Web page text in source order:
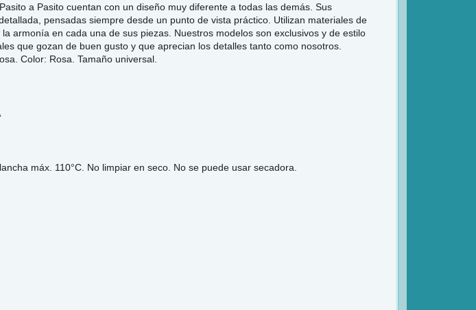
a Pasito cuentan con un diseño muy diferente a todas las demás. Sus
pensadas siempre desde un punto de vista práctico. Utilizan materiales de
armonía en cada una de sus piezas. Nuestros modelos son exclusivos y de estilo
que gozan de buen gusto y que aprecian los detalles tanto como nosotros.
Color: Rosa. Tamaño universal.
máx. 110°C. No limpiar en seco. No se puede usar secadora.